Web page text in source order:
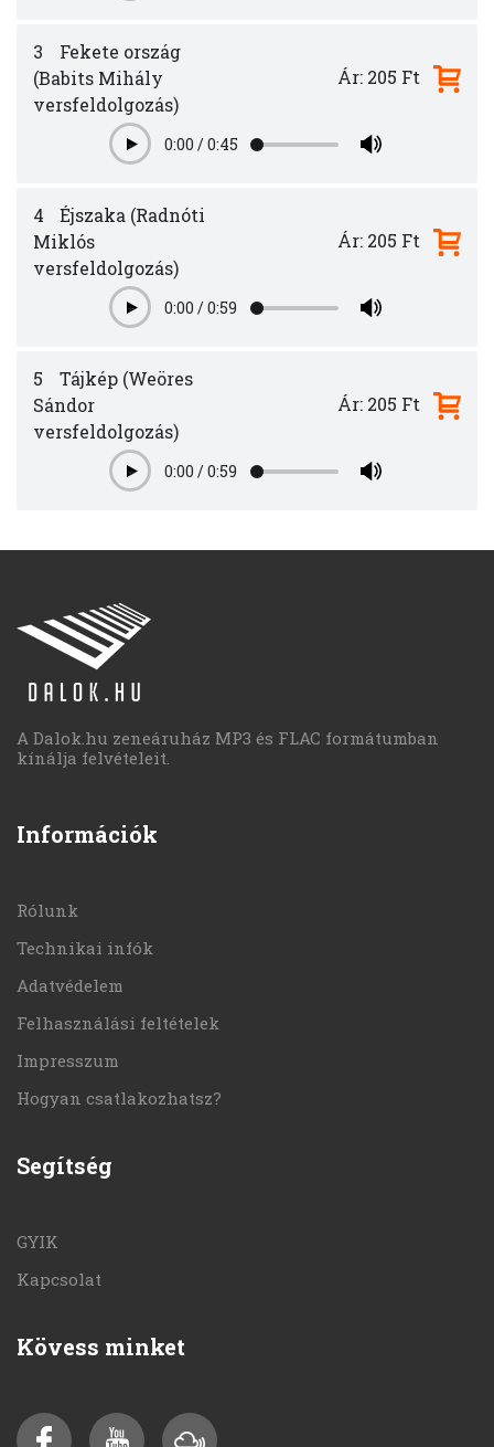
3
Fekete ország
(Babits Mihály
versfeldolgozás)
Play0:00 /0:45
Ár: 205 Ft
4
Éjszaka (Radnóti
Miklós
versfeldolgozás)
Play0:00 /0:59
Ár: 205 Ft
5
Tájkép (Weöres
Sándor
versfeldolgozás)
Play0:00 /0:59
Ár: 205 Ft
A Dalok.hu zeneáruház MP3 és FLAC formátumban
kínálja felvételeit.
Információk
Rólunk
Technikai infók
Adatvédelem
Felhasználási feltételek
Impresszum
Hogyan csatlakozhatsz?
Segítség
GYIK
Kapcsolat
Kövess minket